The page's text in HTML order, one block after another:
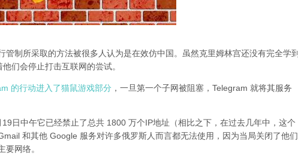
管制所采取的方法被很多人认为是在效仿中国。虽然克里姆林宫还没有完全学到
们会停止打击互联网的尝试。
的行动进入了猫鼠游戏部分 ，一旦第一个子网被阻塞，Telegram 就将其服务
日中午它已经禁止了总共 1800 万个IP地址（相比之下，在过去几年中，这个
和其他 Google 服务对许多俄罗斯人而言都无法使用，因为当局关闭了他们
要网络。